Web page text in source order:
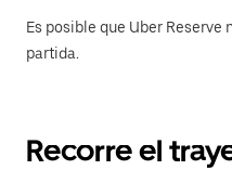
Es posible que Uber
partida.
Recorre el